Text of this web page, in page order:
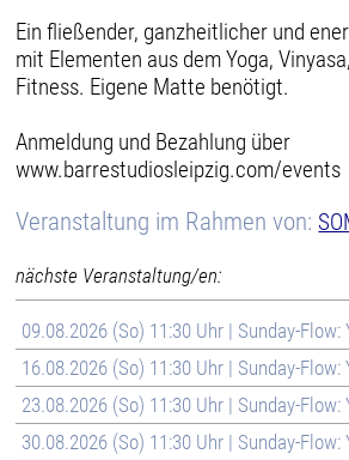
Ein fließender, ganzheitlicher und
mit Elementen aus dem Yoga,
Fitness. Eigene Matte benötigt.
Anmeldung und Bezahlung über
www.barrestudiosleipzig.com/events
Veranstaltung im Rahmen von:
nächste Veranstaltung/en:
09.08.2026 (So) 11:30 Uhr | Sunday-Flow:
16.08.2026 (So) 11:30 Uhr | Sunday-Flow:
23.08.2026 (So) 11:30 Uhr | Sunday-Flow:
30.08.2026 (So) 11:30 Uhr | Sunday-Flow: